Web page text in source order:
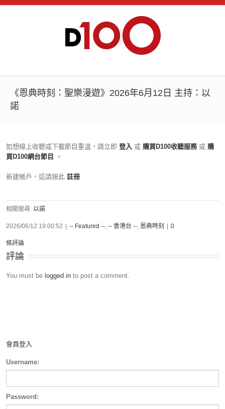
《恩典時刻：聖樂漫遊》2026年6月12日 主持：以
諾
如想線上收聽或下載節目重溫，請立即 登入 或 購買D100收聽服務 或 購
買D100網台節目
。
新建帳戶，這請按此 註冊
相關搜尋: 以諾
2026/06/12 19:00:52 -- Featured --, -- 香港台 --, 恩典時刻 0
條評論
評論
You must be logged in to post a comment.
會員登入
Username:
Password: